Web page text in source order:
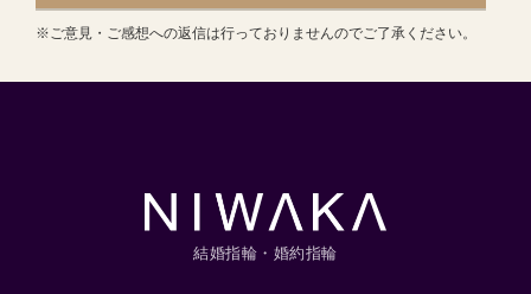
※ご意見・ご感想への返信は行っておりませんのでご了承ください。
結婚指輪・婚約指輪